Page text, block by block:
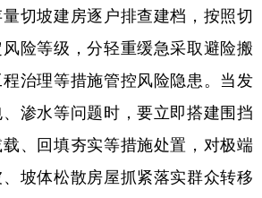
切坡建房逐户排查建档，按照切
险等级，分轻重缓急采取避险搬
治理等措施管控风险隐患。当发
渗水等问题时，要立即搭建围挡
、回填夯实等措施处置，对极端
坡体松散房屋抓紧落实群众转移